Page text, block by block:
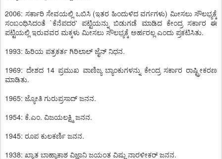
2006: ಸರ್ಕಾರಿ ಸೇವಯಲ್ಲಿ ಒಬಿಸಿ (ಇತರ ಹಿಂದುಳಿದ ವರ್ಗಗಳು) ಮೀಸಲು ಸೌಲಭ್ಯಕ್ಕೆ
ಸಂಬಂಧಿಸಿದಂತೆ `ಕೆನೆಪದರ' ಪಟ್ಟಿಯನ್ನು ಬಿಡುಗಡೆ ಮಾಡಿದ ಕೇಂದ್ರ ಸರ್ಕಾರ ಈ
ಪಟ್ಟಿಯಲ್ಲಿ ಇರುವವರ ಮಕ್ಕಳು ಮೀಸಲು ಸೌಲಭ್ಯಕ್ಕೆ ಅರ್ಹರಲ್ಲ ಎಂದು ಪ್ರಕಟಿಸಿತು.
1993: ಹಿರಿಯ ಪತ್ರಕರ್ತ ಗಿರಿಲಾಲ್ ಜೈನ್ ನಿಧನ.
1969: ದೇಶದ 14 ಪ್ರಮುಖ ವಾಣಿಜ್ಯ ಬ್ಯಾಂಕುಗಳನ್ನು ಕೇಂದ್ರ ಸರ್ಕಾರ ರಾಷ್ಟ್ರೀಕರಣ
ಮಾಡಿತು.
1965: ಜ್ಯೋತಿ ಗುರುಪ್ರಸಾದ್ ಜನನ.
1954: ಕೆ.ಎಂ. ವಿಜಯಲಕ್ಷ್ಮಿ ಜನನ.
1945: ರೂಪ ಕುಲಕರ್ಣಿ ಜನನ.
1938: ಖ್ಯಾತ ಬಾಹ್ಯಾಕಾಶ ವಿಜ್ಞಾನಿ ಜಯಂತ ವಿಷ್ಣು ನಾರಳೀಕರ್ ಜನನ.